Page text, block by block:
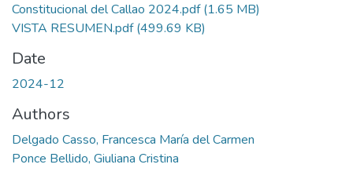
Constitucional del Callao 2024.pdf(1.65 MB)
VISTA RESUMEN.pdf(499.69 KB)
Date
2024-12
Authors
Delgado Casso, Francesca María del Carmen
Ponce Bellido, Giuliana Cristina